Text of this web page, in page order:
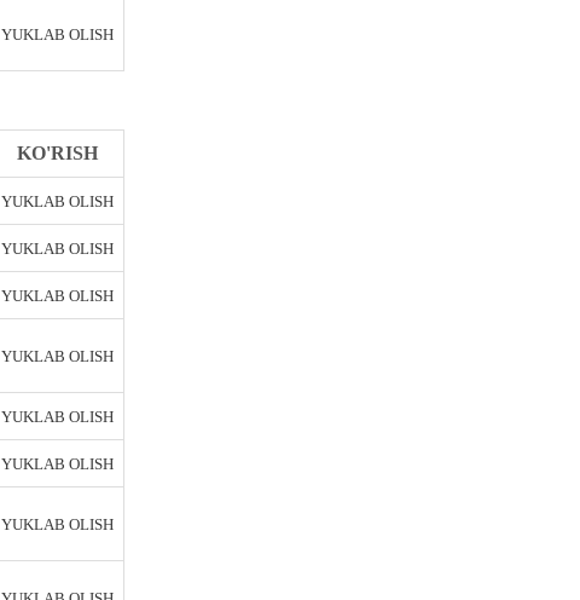
YUKLAB OLISH
KO'RISH
YUKLAB OLISH
YUKLAB OLISH
YUKLAB OLISH
YUKLAB OLISH
YUKLAB OLISH
YUKLAB OLISH
YUKLAB OLISH